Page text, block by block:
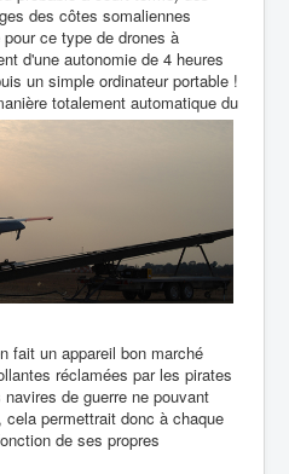
des côtes somaliennes
ce type de drones à
d'une autonomie de 4 heures
un simple ordinateur portable !
totalement automatique du
fait un appareil bon marché
réclamées par les pirates
de guerre ne pouvant
permettrait donc à chaque
de ses propres